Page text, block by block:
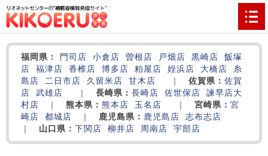
福岡県： 門司店 小倉店 曽根店 戸畑店 黒崎店
飯塚
店
福津店 香椎店 博多店 粕屋店 姪浜店 大橋店
糸
島店
二日市店 久留米店 甘木店 佐賀県： 佐賀
店
武雄店 長崎県： 長崎店 佐世保店 諫早店大
村店
熊本県： 熊本店 玉名店 宮崎県： 宮
崎店
都城店 鹿児島県： 鹿児島店
志布志店
山口県： 下関店 柳井店 周南店 宇部店